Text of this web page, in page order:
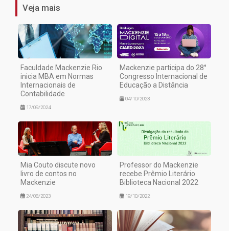
Veja mais
Faculdade Mackenzie Rio
inicia MBA em Normas
Internacionais de
Contabilidade
17/09/2024
Mackenzie participa do 28°
Congresso Internacional de
Educação a Distância
04/10/2023
Mia Couto discute novo
livro de contos no
Mackenzie
24/08/2023
Professor do Mackenzie
recebe Prêmio Literário
Biblioteca Nacional 2022
19/10/2022